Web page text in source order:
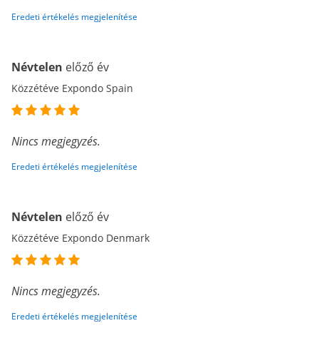
Eredeti értékelés megjelenítése
Névtelen előző év
Közzétéve Expondo Spain
Nincs megjegyzés.
Eredeti értékelés megjelenítése
Névtelen előző év
Közzétéve Expondo Denmark
Nincs megjegyzés.
Eredeti értékelés megjelenítése